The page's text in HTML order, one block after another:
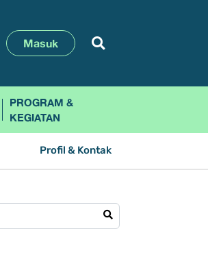
Masuk
PROGRAM &
KEGIATAN
Profil & Kontak